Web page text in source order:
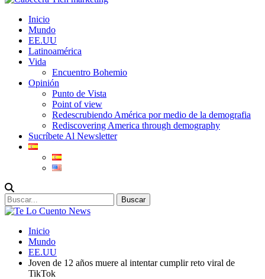
Inicio
Mundo
EE.UU
Latinoamérica
Vida
Encuentro Bohemio
Opinión
Punto de Vista
Point of view
Redescrubiendo América por medio de la demografia
Rediscovering America through demography
Sucríbete Al Newsletter
Inicio
Mundo
EE.UU
Joven de 12 años muere al intentar cumplir reto viral de
TikTok